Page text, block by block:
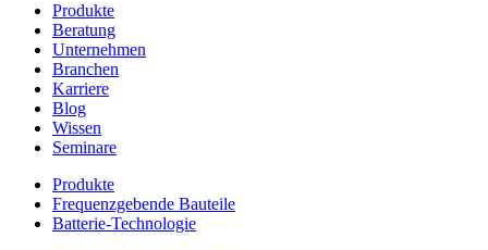
Produkte
Beratung
Unternehmen
Branchen
Karriere
Blog
Wissen
Seminare
Produkte
Frequenzgebende Bauteile
Batterie-Technologie